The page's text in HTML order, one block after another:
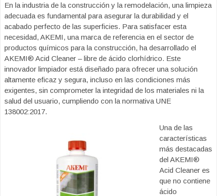
En la industria de la construcción y la remodelación, una limpieza
adecuada es fundamental para asegurar la durabilidad y el
acabado perfecto de las superficies. Para satisfacer esta
necesidad, AKEMI, una marca de referencia en el sector de
productos químicos para la construcción, ha desarrollado el
AKEMI® Acid Cleaner – libre de ácido clorhídrico. Este
innovador limpiador está diseñado para ofrecer una solución
altamente eficaz y segura, incluso en las condiciones más
exigentes, sin comprometer la integridad de los materiales ni la
salud del usuario, cumpliendo con la normativa UNE
138002:2017.
Una de las
características
más destacadas
del AKEMI®
Acid Cleaner es
que no contiene
ácido